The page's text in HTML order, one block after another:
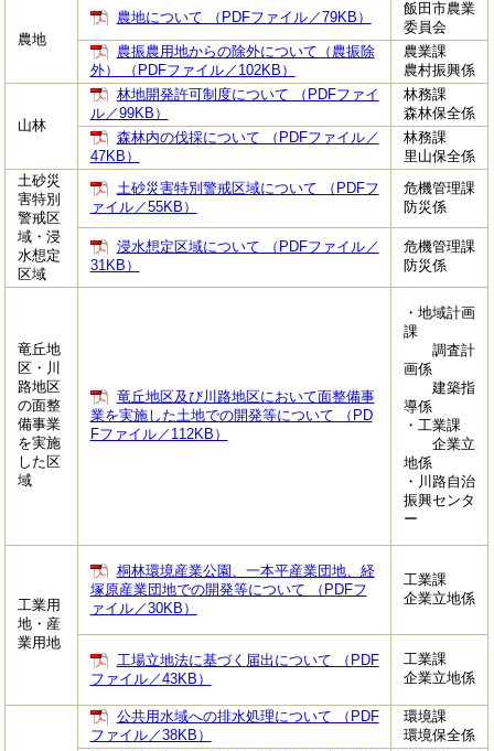
農地
農地について （PDFファイル／79KB）
飯田市農業
委員会
農振農用地からの除外について（農振除
外） （PDFファイル／102KB）
農業課
農村振興係
山林
林地開発許可制度について （PDFファイ
ル／99KB）
林務課
森林保全係
森林内の伐採について （PDFファイル／
47KB）
林務課
里山保全係
土砂災
害特別
警戒区
域・浸
水想定
区域
土砂災害特別警戒区域について （PDFフ
ァイル／55KB）
危機管理課
防災係
浸水想定区域について （PDFファイル／
31KB）
危機管理課
防災係
竜丘地
区・川
路地区
の面整
備事業
を実施
した区
域
竜丘地区及び川路地区において面整備事
業を実施した土地での開発等について （PD
Fファイル／112KB）
・地域計画
課
調査計
画係
建築指
導係
・工業課
企業立
地係
・川路自治
振興センタ
ー
工業用
地・産
業用地
桐林環境産業公園、一本平産業団地、経
塚原産業団地での開発等について （PDFフ
ァイル／30KB）
工業課
企業立地係
工場立地法に基づく届出について （PDF
ファイル／43KB）
工業課
企業立地係
公共用水域への排水処理について （PDF
ファイル／38KB）
環境課
環境保全係